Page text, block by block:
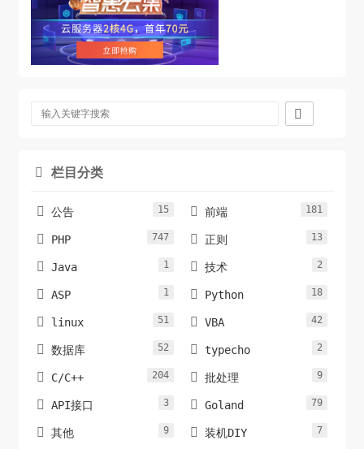
                        aSpn[1].innerHTML=len2;
                    }
(txt.match(re3)).length;
            zongji=len1+len2*0.6+len3;
            if (zongji<30) {
            }
            else{
            aSpn[3].innerHTML=Math.round(zongji);

 栏目分类
 公告 15  前端 181
 PHP 747  正则 13
 Java 1  技术 2
 ASP 1  Python 18
 linux 51  VBA 42
 数据库 52  typecho 2
 C/C++ 204  批处理 9
 API接口 3  Goland 79
 其他 9  装机DIY 7